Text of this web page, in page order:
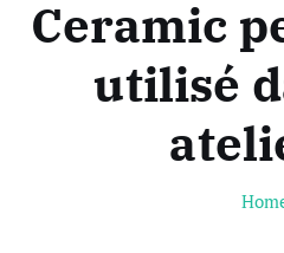
Ceramic
utilisé